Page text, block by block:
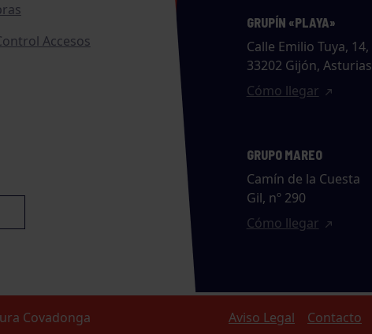
Accesos
GRUPÍN «PLAYA»
Calle Emilio Tuya, 14,
33202 Gijón, Asturias
Cómo llegar
GRUPO MAREO
Camín de la Cuesta
Gil, nº 290
Cómo llegar
Covadonga Aviso Legal Contacto